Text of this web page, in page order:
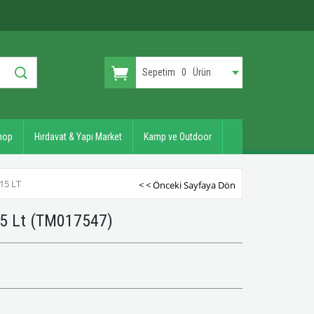
Sepetim 0 Ürün
Hırdavat & Yapı Market Kamp ve Outdoor
LT < < Önceki Sayfaya Dön
Lt (TM017547)